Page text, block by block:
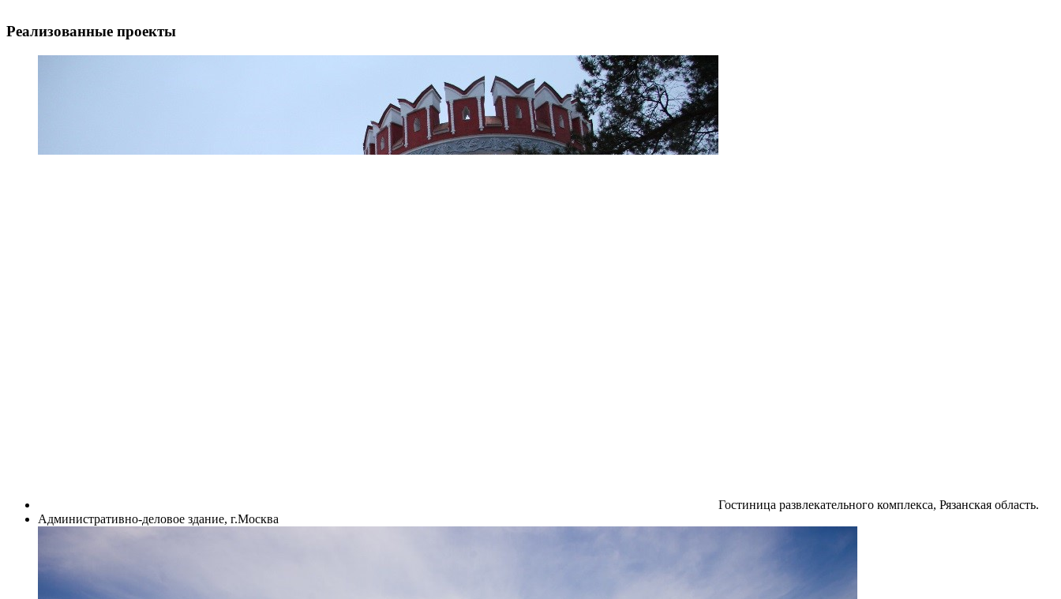
Реализованные проекты
Гостиница развлекательного комплекса, Рязанская область.
Административно-деловое здание, г.Москва